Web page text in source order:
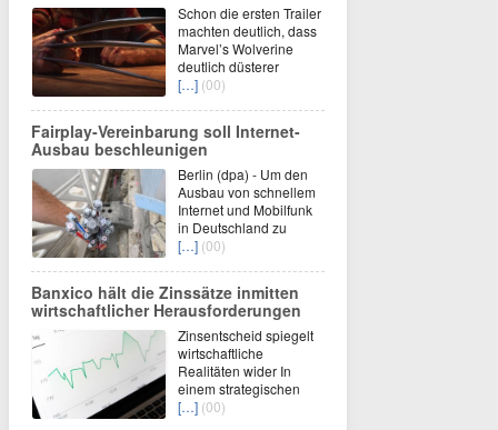
Schon die ersten Trailer
machten deutlich, dass
Marvel’s Wolverine
deutlich düsterer
[…] (00)
Fairplay-Vereinbarung soll Internet-
Ausbau beschleunigen
Berlin (dpa) - Um den
Ausbau von schnellem
Internet und Mobilfunk
in Deutschland zu
[…] (00)
Banxico hält die Zinssätze inmitten
wirtschaftlicher Herausforderungen
Zinsentscheid spiegelt
wirtschaftliche
Realitäten wider In
einem strategischen
[…] (00)